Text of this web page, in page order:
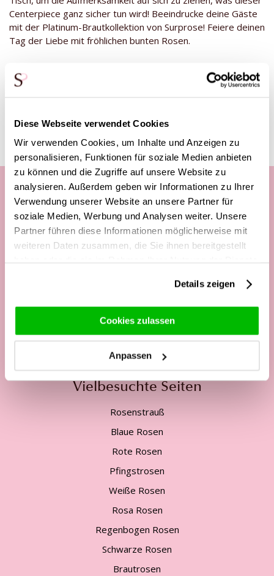
Diese Webseite verwendet Cookies
Wir verwenden Cookies, um Inhalte und Anzeigen zu
personalisieren, Funktionen für soziale Medien anbieten
zu können und die Zugriffe auf unsere Website zu
analysieren. Außerdem geben wir Informationen zu Ihrer
Verwendung unserer Website an unsere Partner für
soziale Medien, Werbung und Analysen weiter. Unsere
Partner führen diese Informationen möglicherweise mit
weiteren Daten zusammen, die Sie ihnen bereitgestellt
Details zeigen
Cookies zulassen
Anpassen
Centerpiece ganz sicher tun wird! Beeindrucke deine Gäste
mit der Platinum-Brautkollektion von Surprose! Feiere deinen
Tag der Liebe mit fröhlichen bunten Rosen.
Unsere Kundenhotline:
Telefonisch Mo. - Fr. von
Mail:service@surprose.de
Kontaktformular
Vielbesuchte Seiten
Rosenstrauß
Blaue Rosen
Rote Rosen
Pfingstrosen
Weiße Rosen
Rosa Rosen
Regenbogen Rosen
Schwarze Rosen
Brautrosen